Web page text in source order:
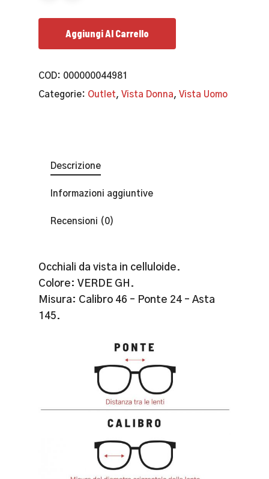
Aggiungi Al Carrello
COD: 000000044981
Categorie: Outlet, Vista Donna, Vista Uomo
Descrizione
Informazioni aggiuntive
Recensioni (0)
Occhiali da vista in celluloide.
Colore: VERDE GH.
Misura: Calibro 46 – Ponte 24 – Asta
145.